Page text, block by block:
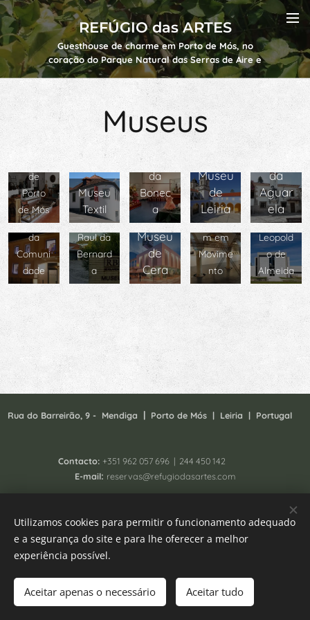
REFÚGIO das ARTES
Guesthouse de charme em Porto de Mós, no
coração do Parque Natural das Serras de Aire e
Candeeiros, perto de Fátima e Batalha.
Museus
de
Porto
de Mós
Museu
Textil
Museu
da
Bonec
a
Museu
de
Leiria
Museu
da
Aguar
ela
Museu
da
Comuni
dade
Museu
Raul da
Bernard
a
Museu
de
Cera
Museu
da
Image
m em
Movime
nto
Museu
Leopold
o de
Almeida
Rua do Barreirão, 9 - Mendiga | Porto de Mós | Leiria | Portugal
Contacto: +351 962 057 696 | 244 450 142
E-mail: reservas@refugiodasartes.com
Registo N. 41657/AL
Livro de reclamações
Idiomas
Português
English
Utilizamos cookies para permitir o funcionamento adequado
e a segurança do site e para lhe oferecer a melhor
experiência possível.
Aceitar apenas o necessário Aceitar tudo